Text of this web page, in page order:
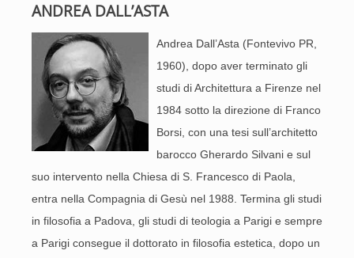
ANDREA DALL’ASTA
Andrea Dall’Asta (Fontevivo PR,
1960), dopo aver terminato gli
studi di Architettura a Firenze nel
1984 sotto la direzione di Franco
Borsi, con una tesi sull’architetto
barocco Gherardo Silvani e sul
suo intervento nella Chiesa di S. Francesco di Paola,
entra nella Compagnia di Gesù nel 1988. Termina gli studi
in filosofia a Padova, gli studi di teologia a Parigi e sempre
a Parigi consegue il dottorato in filosofia estetica, dopo un